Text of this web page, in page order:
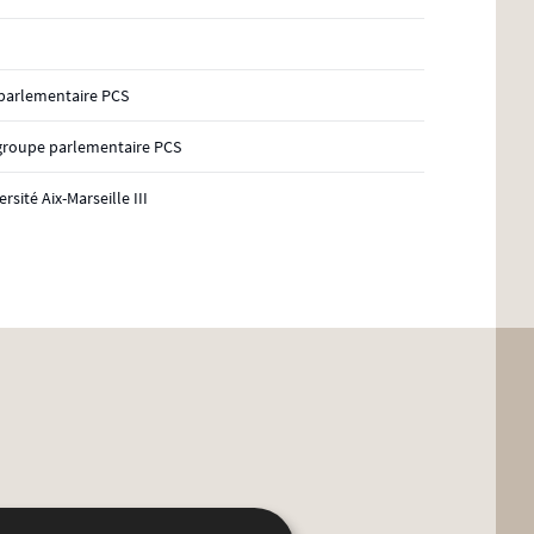
PCS
parlementaire PCS
Aix-Marseille III